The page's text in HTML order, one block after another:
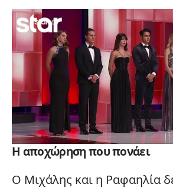
Η αποχώρηση που πονάει
Ο Μιχάλης και η Ραφαηλία